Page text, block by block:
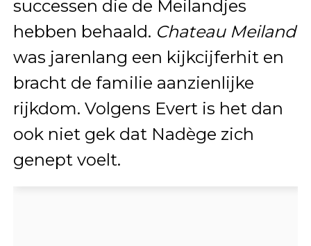
successen die de Meilandjes
hebben behaald. Chateau Meiland
was jarenlang een kijkcijferhit en
bracht de familie aanzienlijke
rijkdom. Volgens Evert is het dan
ook niet gek dat Nadège zich
genept voelt.